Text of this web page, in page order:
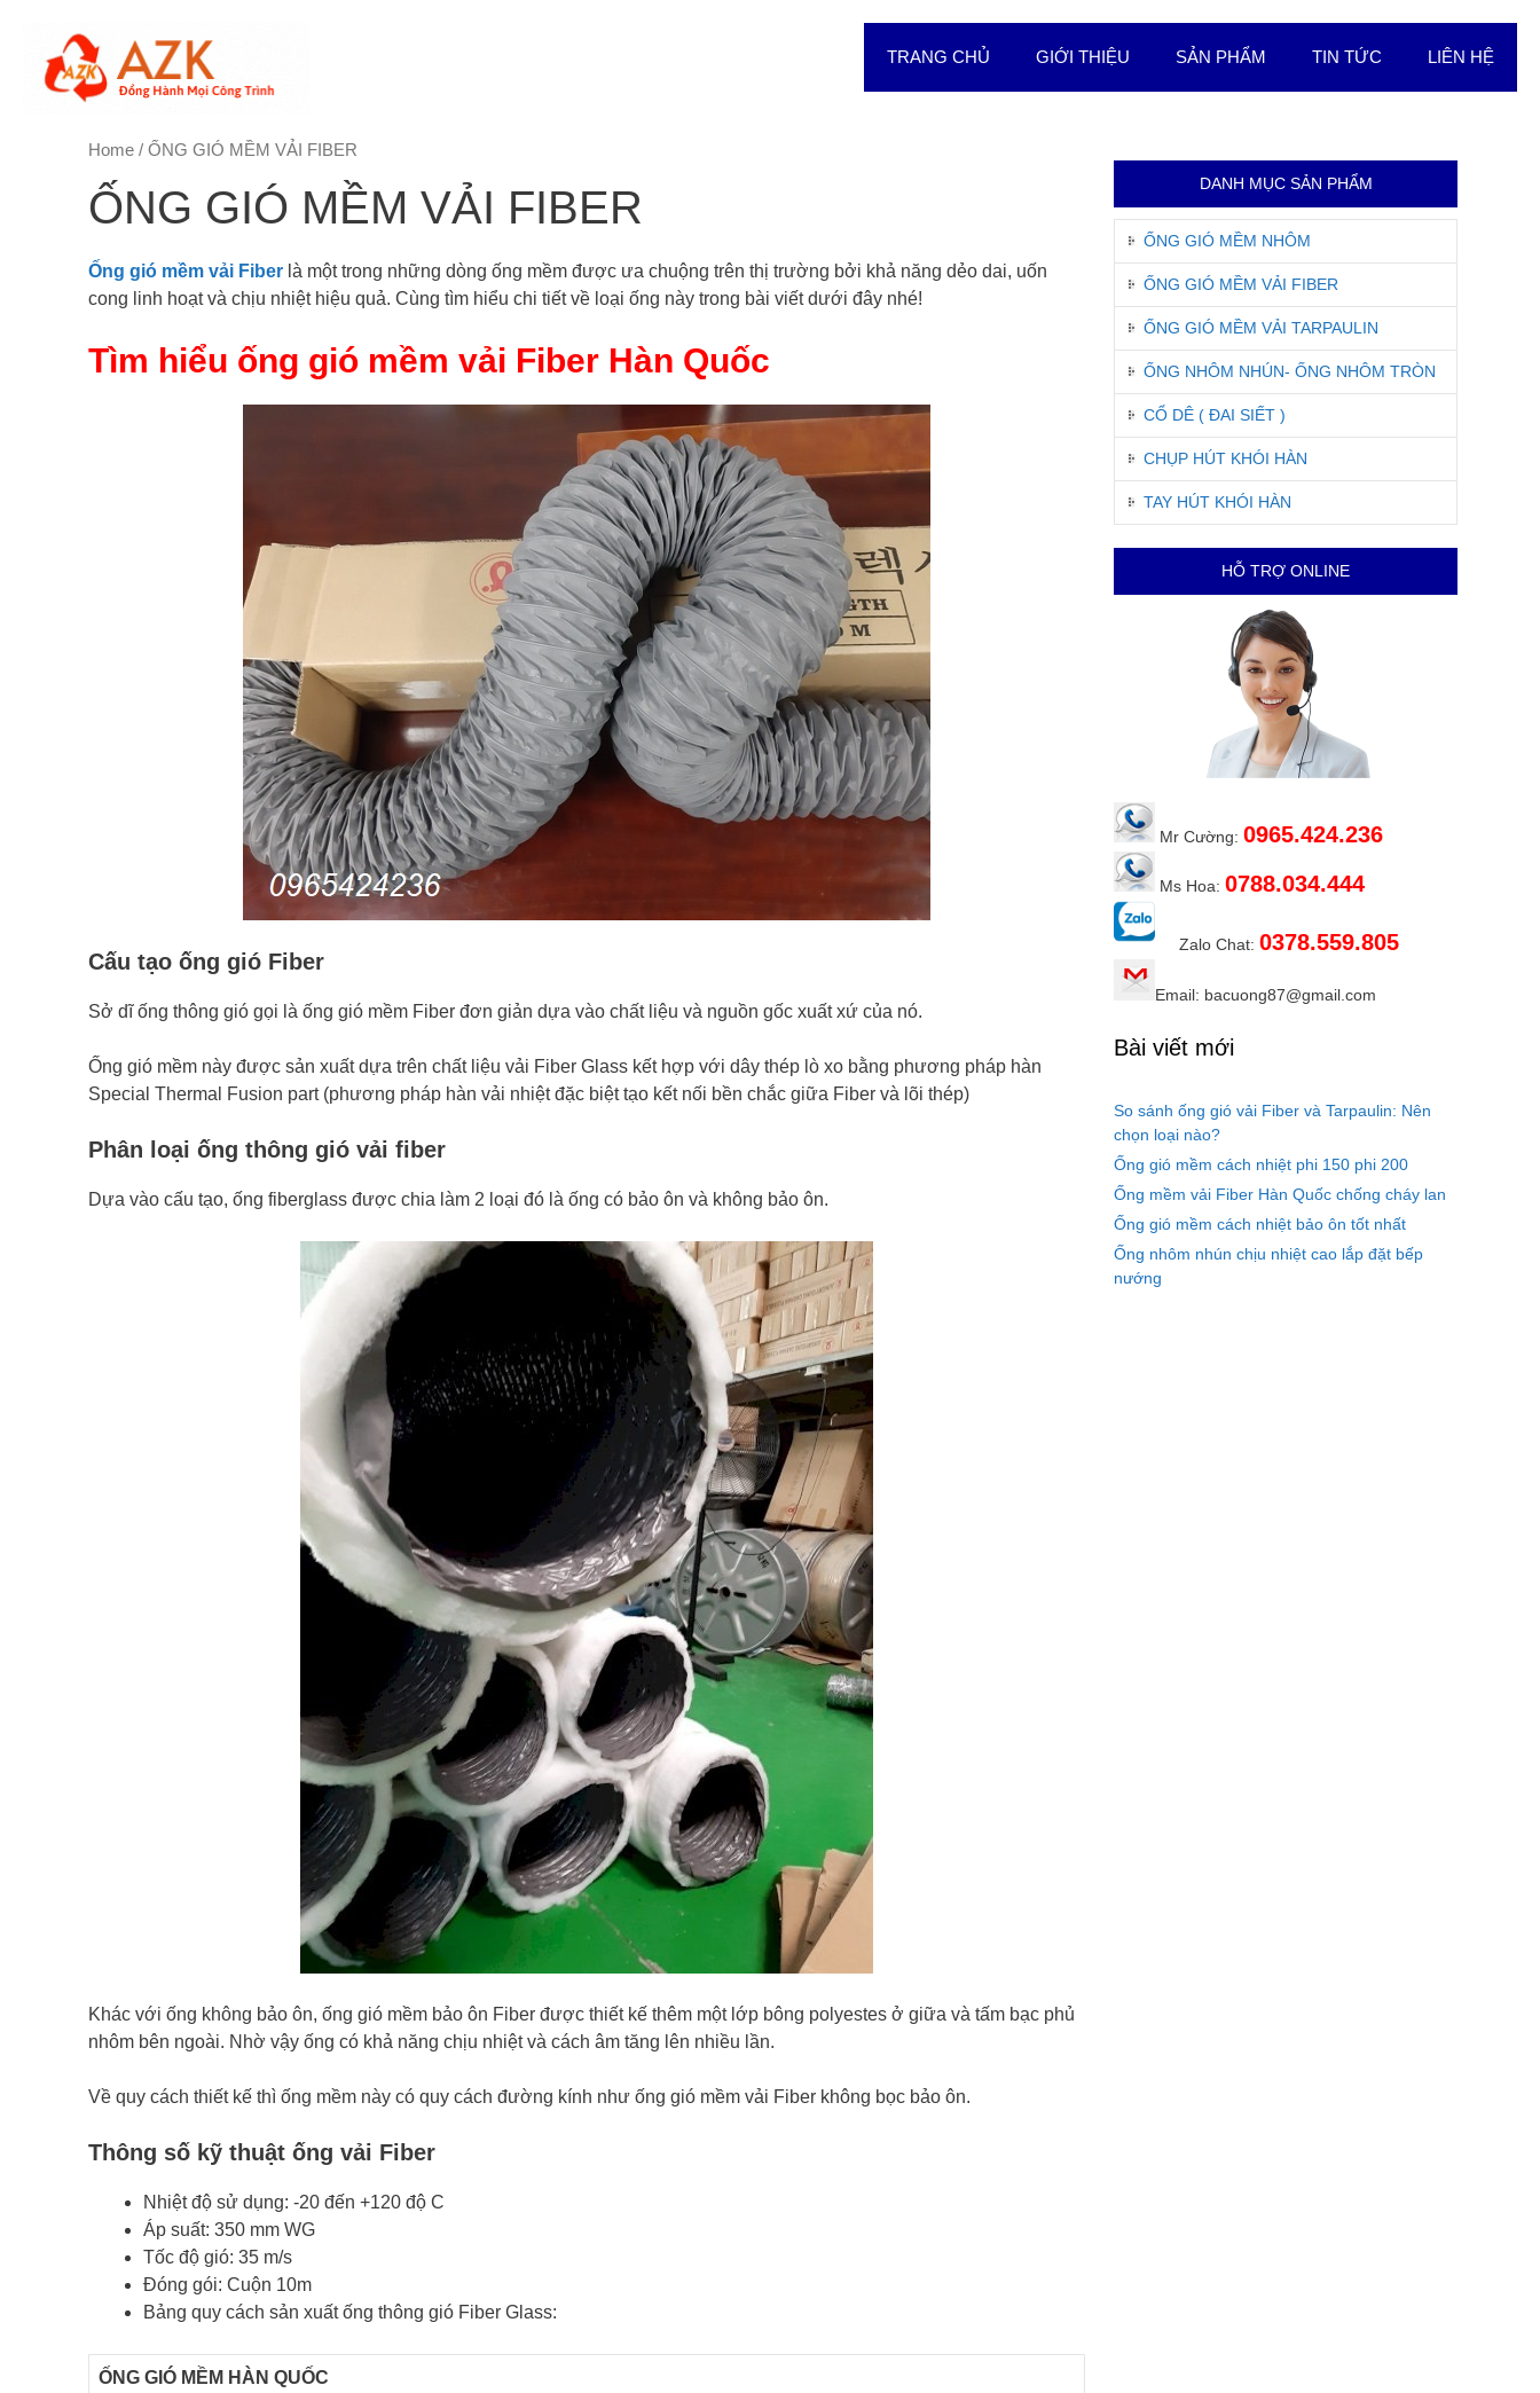
content
TRANG CHỦ GIỚI THIỆU SẢN PHẨM TIN TỨC LIÊN HỆ
Home / ỐNG GIÓ MỀM VẢI FIBER
ỐNG GIÓ MỀM VẢI FIBER
Ống gió mềm vải Fiber là một trong những dòng ống mềm được ưa chuộng trên thị trường bởi khả năng dẻo dai, uốn
cong linh hoạt và chịu nhiệt hiệu quả. Cùng tìm hiểu chi tiết về loại ống này trong bài viết dưới đây nhé!
Tìm hiểu ống gió mềm vải Fiber Hàn Quốc
Cấu tạo ống gió Fiber
Sở dĩ ống thông gió gọi là ống gió mềm Fiber đơn giản dựa vào chất liệu và nguồn gốc xuất xứ của nó.
Ống gió mềm này được sản xuất dựa trên chất liệu vải Fiber Glass kết hợp với dây thép lò xo bằng phương pháp hàn
Special Thermal Fusion part (phương pháp hàn vải nhiệt đặc biệt tạo kết nối bền chắc giữa Fiber và lõi thép)
Phân loại ống thông gió vải fiber
Dựa vào cấu tạo, ống fiberglass được chia làm 2 loại đó là ống có bảo ôn và không bảo ôn.
Khác với ống không bảo ôn, ống gió mềm bảo ôn Fiber được thiết kế thêm một lớp bông polyestes ở giữa và tấm bạc phủ
nhôm bên ngoài. Nhờ vậy ống có khả năng chịu nhiệt và cách âm tăng lên nhiều lần.
Về quy cách thiết kế thì ống mềm này có quy cách đường kính như ống gió mềm vải Fiber không bọc bảo ôn.
Thông số kỹ thuật ống vải Fiber
Nhiệt độ sử dụng: -20 đến +120 độ C
Áp suất: 350 mm WG
Tốc độ gió: 35 m/s
Đóng gói: Cuộn 10m
Bảng quy cách sản xuất ống thông gió Fiber Glass:
ỐNG GIÓ MỀM HÀN QUỐC
DANH MỤC SẢN PHẨM
ỐNG GIÓ MỀM NHÔM
ỐNG GIÓ MỀM VẢI FIBER
ỐNG GIÓ MỀM VẢI TARPAULIN
ỐNG NHÔM NHÚN- ỐNG NHÔM TRÒN
CỔ DÊ ( ĐAI SIẾT )
CHỤP HÚT KHÓI HÀN
TAY HÚT KHÓI HÀN
HỖ TRỢ ONLINE
Mr Cường: 0965.424.236
Ms Hoa: 0788.034.444
Zalo Chat: 0378.559.805
Email: bacuong87@gmail.com
Bài viết mới
So sánh ống gió vải Fiber và Tarpaulin: Nên
chọn loại nào?
Ống gió mềm cách nhiệt phi 150 phi 200
Ống mềm vải Fiber Hàn Quốc chống cháy lan
Ống gió mềm cách nhiệt bảo ôn tốt nhất
Ống nhôm nhún chịu nhiệt cao lắp đặt bếp
nướng